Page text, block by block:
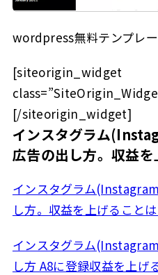
wordpress無料テンプレ
[siteorigin_widget
[/siteorigin_widget]
インスタグラム
広告の出し方。収益を
インスタグラム
し方。収益を上げることは
インスタグラム
し方 A8に登録収益を上げ